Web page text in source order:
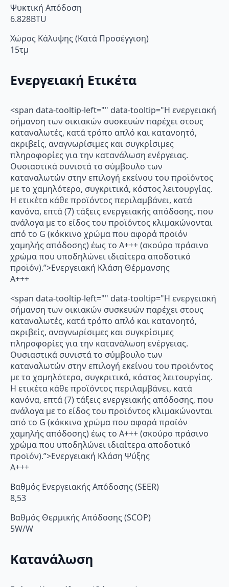
Ψυκτική Απόδοση
6.828BTU
Χώρος Κάλυψης (Κατά Προσέγγιση)
15τμ
Ενεργειακή Ετικέτα
<span data-tooltip-left="" data-tooltip="Η ενεργειακή
σήμανση των οικιακών συσκευών παρέχει στους
καταναλωτές, κατά τρόπο απλό και κατανοητό,
ακριβείς, αναγνωρίσιμες και συγκρίσιμες
πληροφορίες για την κατανάλωση ενέργειας.
Ουσιαστικά συνιστά το σύμβουλο των
καταναλωτών στην επιλογή εκείνου του προϊόντος
με το χαμηλότερο, συγκριτικά, κόστος λειτουργίας.
Η ετικέτα κάθε προϊόντος περιλαμβάνει, κατά
κανόνα, επτά (7) τάξεις ενεργειακής απόδοσης, που
ανάλογα με το είδος του προϊόντος κλιμακώνονται
από το G (κόκκινο χρώμα που αφορά προϊόν
χαμηλής απόδοσης) έως το Α+++ (σκούρο πράσινο
χρώμα που υποδηλώνει ιδιαίτερα αποδοτικό
προϊόν).”>Ενεργειακή Κλάση Θέρμανσης
A+++
<span data-tooltip-left="" data-tooltip="Η ενεργειακή
σήμανση των οικιακών συσκευών παρέχει στους
καταναλωτές, κατά τρόπο απλό και κατανοητό,
ακριβείς, αναγνωρίσιμες και συγκρίσιμες
πληροφορίες για την κατανάλωση ενέργειας.
Ουσιαστικά συνιστά το σύμβουλο των
καταναλωτών στην επιλογή εκείνου του προϊόντος
με το χαμηλότερο, συγκριτικά, κόστος λειτουργίας.
Η ετικέτα κάθε προϊόντος περιλαμβάνει, κατά
κανόνα, επτά (7) τάξεις ενεργειακής απόδοσης, που
ανάλογα με το είδος του προϊόντος κλιμακώνονται
από το G (κόκκινο χρώμα που αφορά προϊόν
χαμηλής απόδοσης) έως το Α+++ (σκούρο πράσινο
χρώμα που υποδηλώνει ιδιαίτερα αποδοτικό
προϊόν).”>Ενεργειακή Κλάση Ψύξης
A+++
Βαθμός Ενεργειακής Απόδοσης (SEER)
8,53
Βαθμός Θερμικής Απόδοσης (SCOP)
5W/W
Κατανάλωση